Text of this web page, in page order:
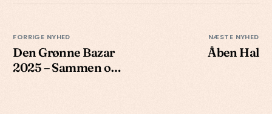
FORRIGE NYHED
Den Grønne Bazar
2025 – Sammen om
NÆSTE NYHED
Åben Hal